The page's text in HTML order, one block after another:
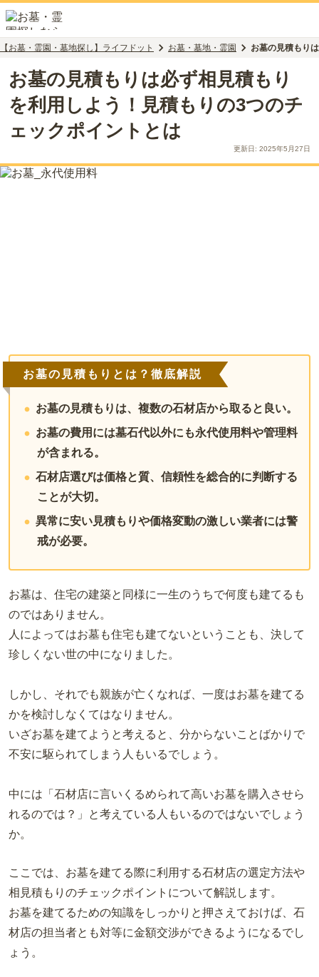
【お墓・霊園・墓地探し】ライフドット お墓・墓地・霊園 お墓の見積もり
お墓の見積もりは必ず相見積もり
を利用しよう！見積もりの3つのチ
ェックポイントとは
更新日: 2025年5月27日
お墓の見積もりとは？徹底解説
お墓の見積もりは、複数の石材店から取ると良い。
お墓の費用には墓石代以外にも永代使用料や管理料
が含まれる。
石材店選びは価格と質、信頼性を総合的に判断する
ことが大切。
異常に安い見積もりや価格変動の激しい業者には警
戒が必要。
お墓は、住宅の建築と同様に一生のうちで何度も建てるも
のではありません。
人によってはお墓も住宅も建てないということも、決して
珍しくない世の中になりました。
しかし、それでも親族が亡くなれば、一度はお墓を建てる
かを検討しなくてはなりません。
いざお墓を建てようと考えると、分からないことばかりで
不安に駆られてしまう人もいるでしょう。
中には「石材店に言いくるめられて高いお墓を購入させら
れるのでは？」と考えている人もいるのではないでしょう
か。
ここでは、お墓を建てる際に利用する石材店の選定方法や
相見積もりのチェックポイントについて解説します。
お墓を建てるための知識をしっかりと押さえておけば、石
材店の担当者とも対等に金額交渉ができるようになるでし
ょう。